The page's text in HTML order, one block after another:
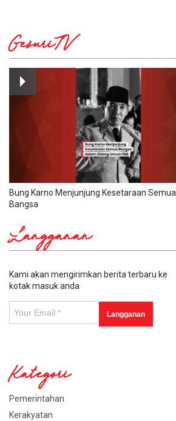
GesuriTV
Bung Karno Menjunjung Kesetaraan Semua
Bangsa
Langganan
Kami akan mengirimkan berita terbaru ke
kotak masuk anda
Kategori
Pemerintahan
Kerakyatan